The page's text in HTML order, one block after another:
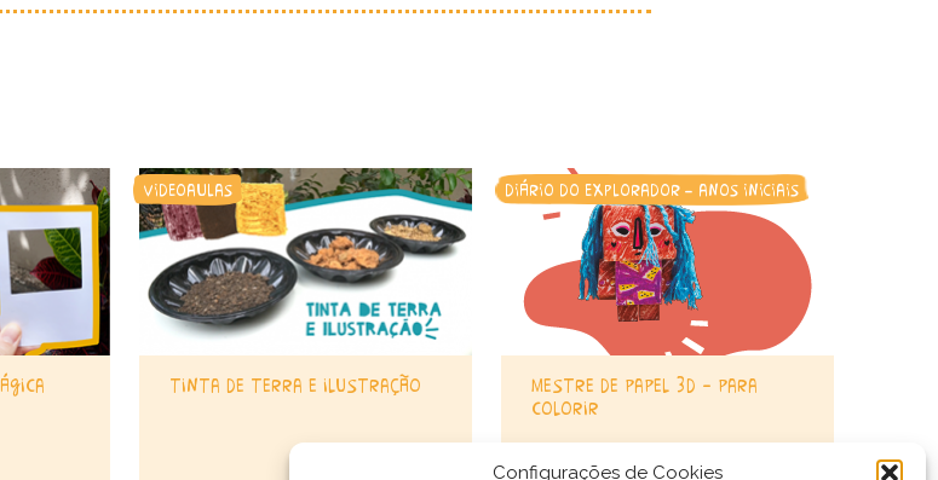
Configurações de Cookies
videoaulas
tinta de terra e ilustração
diário do explorador - anos iniciais
mestre de papel 3d – para
colorir